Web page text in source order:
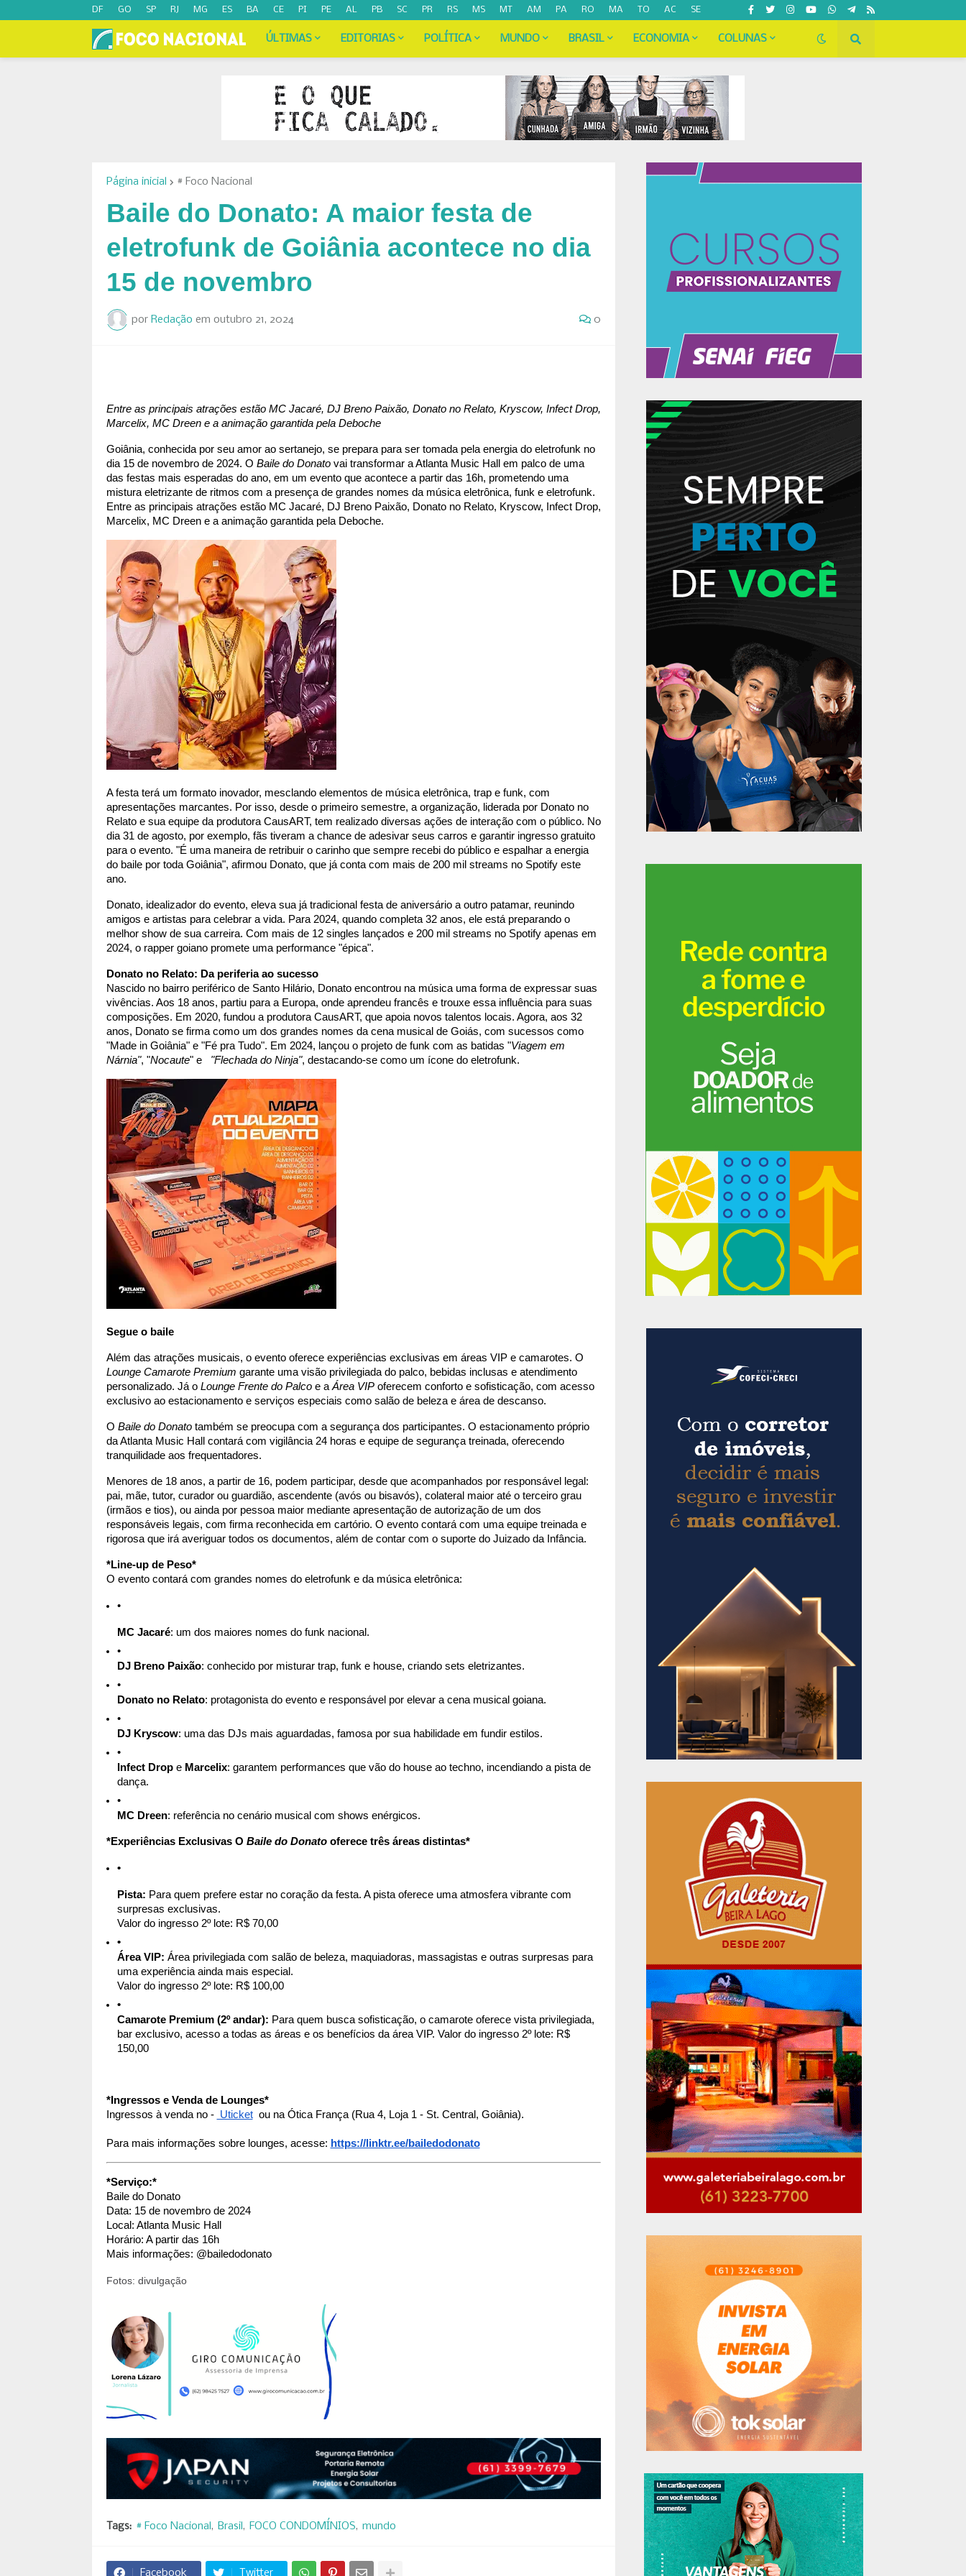
DF GO SP RJ MG ES BA CE PI PE AL PB SC PR RS MS MT AM PA RO MA TO AC SE
ÚLTIMAS EDITORIAS POLÍTICA MUNDO BRASIL ECONOMIA COLUNAS
Página inicial # Foco Nacional
Baile do Donato: A maior festa de
eletrofunk de Goiânia acontece no dia
15 de novembro
por Redação em outubro 21, 2024 0
Entre as principais atrações estão MC Jacaré, DJ Breno Paixão, Donato no Relato, Kryscow, Infect Drop,
Marcelix, MC Dreen e a animação garantida pela Deboche
Goiânia, conhecida por seu amor ao sertanejo, se prepara para ser tomada pela energia do eletrofunk no
dia 15 de novembro de 2024. O Baile do Donato vai transformar a Atlanta Music Hall em palco de uma
das festas mais esperadas do ano, em um evento que acontece a partir das 16h, prometendo uma
mistura eletrizante de ritmos com a presença de grandes nomes da música eletrônica, funk e eletrofunk.
Entre as principais atrações estão MC Jacaré, DJ Breno Paixão, Donato no Relato, Kryscow, Infect Drop,
Marcelix, MC Dreen e a animação garantida pela Deboche.
A festa terá um formato inovador, mesclando elementos de música eletrônica, trap e funk, com
apresentações marcantes. Por isso, desde o primeiro semestre, a organização, liderada por Donato no
Relato e sua equipe da produtora CausART, tem realizado diversas ações de interação com o público. No
dia 31 de agosto, por exemplo, fãs tiveram a chance de adesivar seus carros e garantir ingresso gratuito
para o evento. "É uma maneira de retribuir o carinho que sempre recebi do público e espalhar a energia
do baile por toda Goiânia", afirmou Donato, que já conta com mais de 200 mil streams no Spotify este
ano.
Donato, idealizador do evento, eleva sua já tradicional festa de aniversário a outro patamar, reunindo
amigos e artistas para celebrar a vida. Para 2024, quando completa 32 anos, ele está preparando o
melhor show de sua carreira. Com mais de 12 singles lançados e 200 mil streams no Spotify apenas em
2024, o rapper goiano promete uma performance "épica".
Donato no Relato: Da periferia ao sucesso
Nascido no bairro periférico de Santo Hilário, Donato encontrou na música uma forma de expressar suas
vivências. Aos 18 anos, partiu para a Europa, onde aprendeu francês e trouxe essa influência para suas
composições. Em 2020, fundou a produtora CausART, que apoia novos talentos locais. Agora, aos 32
anos, Donato se firma como um dos grandes nomes da cena musical de Goiás, com sucessos como
"Made in Goiânia" e "Fé pra Tudo". Em 2024, lançou o projeto de funk com as batidas "Viagem em
Nárnia", "Nocaute" e "Flechada do Ninja", destacando-se como um ícone do eletrofunk.
Segue o baile
Lounge Camarote Premium garante uma visão privilegiada do palco, bebidas inclusas e atendimento
personalizado. Já o Lounge Frente do Palco e a Área VIP oferecem conforto e sofisticação, com acesso
exclusivo ao estacionamento e serviços especiais como salão de beleza e área de descanso.
O Baile do Donato também se preocupa com a segurança dos participantes. O estacionamento próprio
da Atlanta Music Hall contará com vigilância 24 horas e equipe de segurança treinada, oferecendo
tranquilidade aos frequentadores.
Menores de 18 anos, a partir de 16, podem participar, desde que acompanhados por responsável legal:
pai, mãe, tutor, curador ou guardião, ascendente (avós ou bisavós), colateral maior até o terceiro grau
(irmãos e tios), ou ainda por pessoa maior mediante apresentação de autorização de um dos
responsáveis legais, com firma reconhecida em cartório. O evento contará com uma equipe treinada e
rigorosa que irá averiguar todos os documentos, além de contar com o suporte do Juizado da Infância.
*Line-up de Peso*
O evento contará com grandes nomes do eletrofunk e da música eletrônica:
MC Jacaré: um dos maiores nomes do funk nacional.
DJ Breno Paixão: conhecido por misturar trap, funk e house, criando sets eletrizantes.
Donato no Relato: protagonista do evento e responsável por elevar a cena musical goiana.
DJ Kryscow: uma das DJs mais aguardadas, famosa por sua habilidade em fundir estilos.
Infect Drop e Marcelix: garantem performances que vão do house ao techno, incendiando a pista de
dança.
MC Dreen: referência no cenário musical com shows enérgicos.
*Experiências Exclusivas O Baile do Donato oferece três áreas distintas*
Pista: Para quem prefere estar no coração da festa. A pista oferece uma atmosfera vibrante com
surpresas exclusivas.
Valor do ingresso 2º lote: R$ 70,00
Área VIP: Área privilegiada com salão de beleza, maquiadoras, massagistas e outras surpresas para
uma experiência ainda mais especial.
Valor do ingresso 2º lote: R$ 100,00
Camarote Premium (2º andar): Para quem busca sofisticação, o camarote oferece vista privilegiada,
bar exclusivo, acesso a todas as áreas e os benefícios da área VIP. Valor do ingresso 2º lote: R$
150,00
*Ingressos e Venda de Lounges*
Ingressos à venda no - Uticket ou na Ótica França (Rua 4, Loja 1 - St. Central, Goiânia).
Para mais informações sobre lounges, acesse: https://linktr.ee/bailedodonato
*Serviço:*
Baile do Donato
Data: 15 de novembro de 2024
Local: Atlanta Music Hall
Horário: A partir das 16h
Mais informações: @bailedodonato
Fotos: divulgação
Tags: # Foco Nacional Brasil FOCO CONDOMÍNIOS mundo
Facebook Twitter